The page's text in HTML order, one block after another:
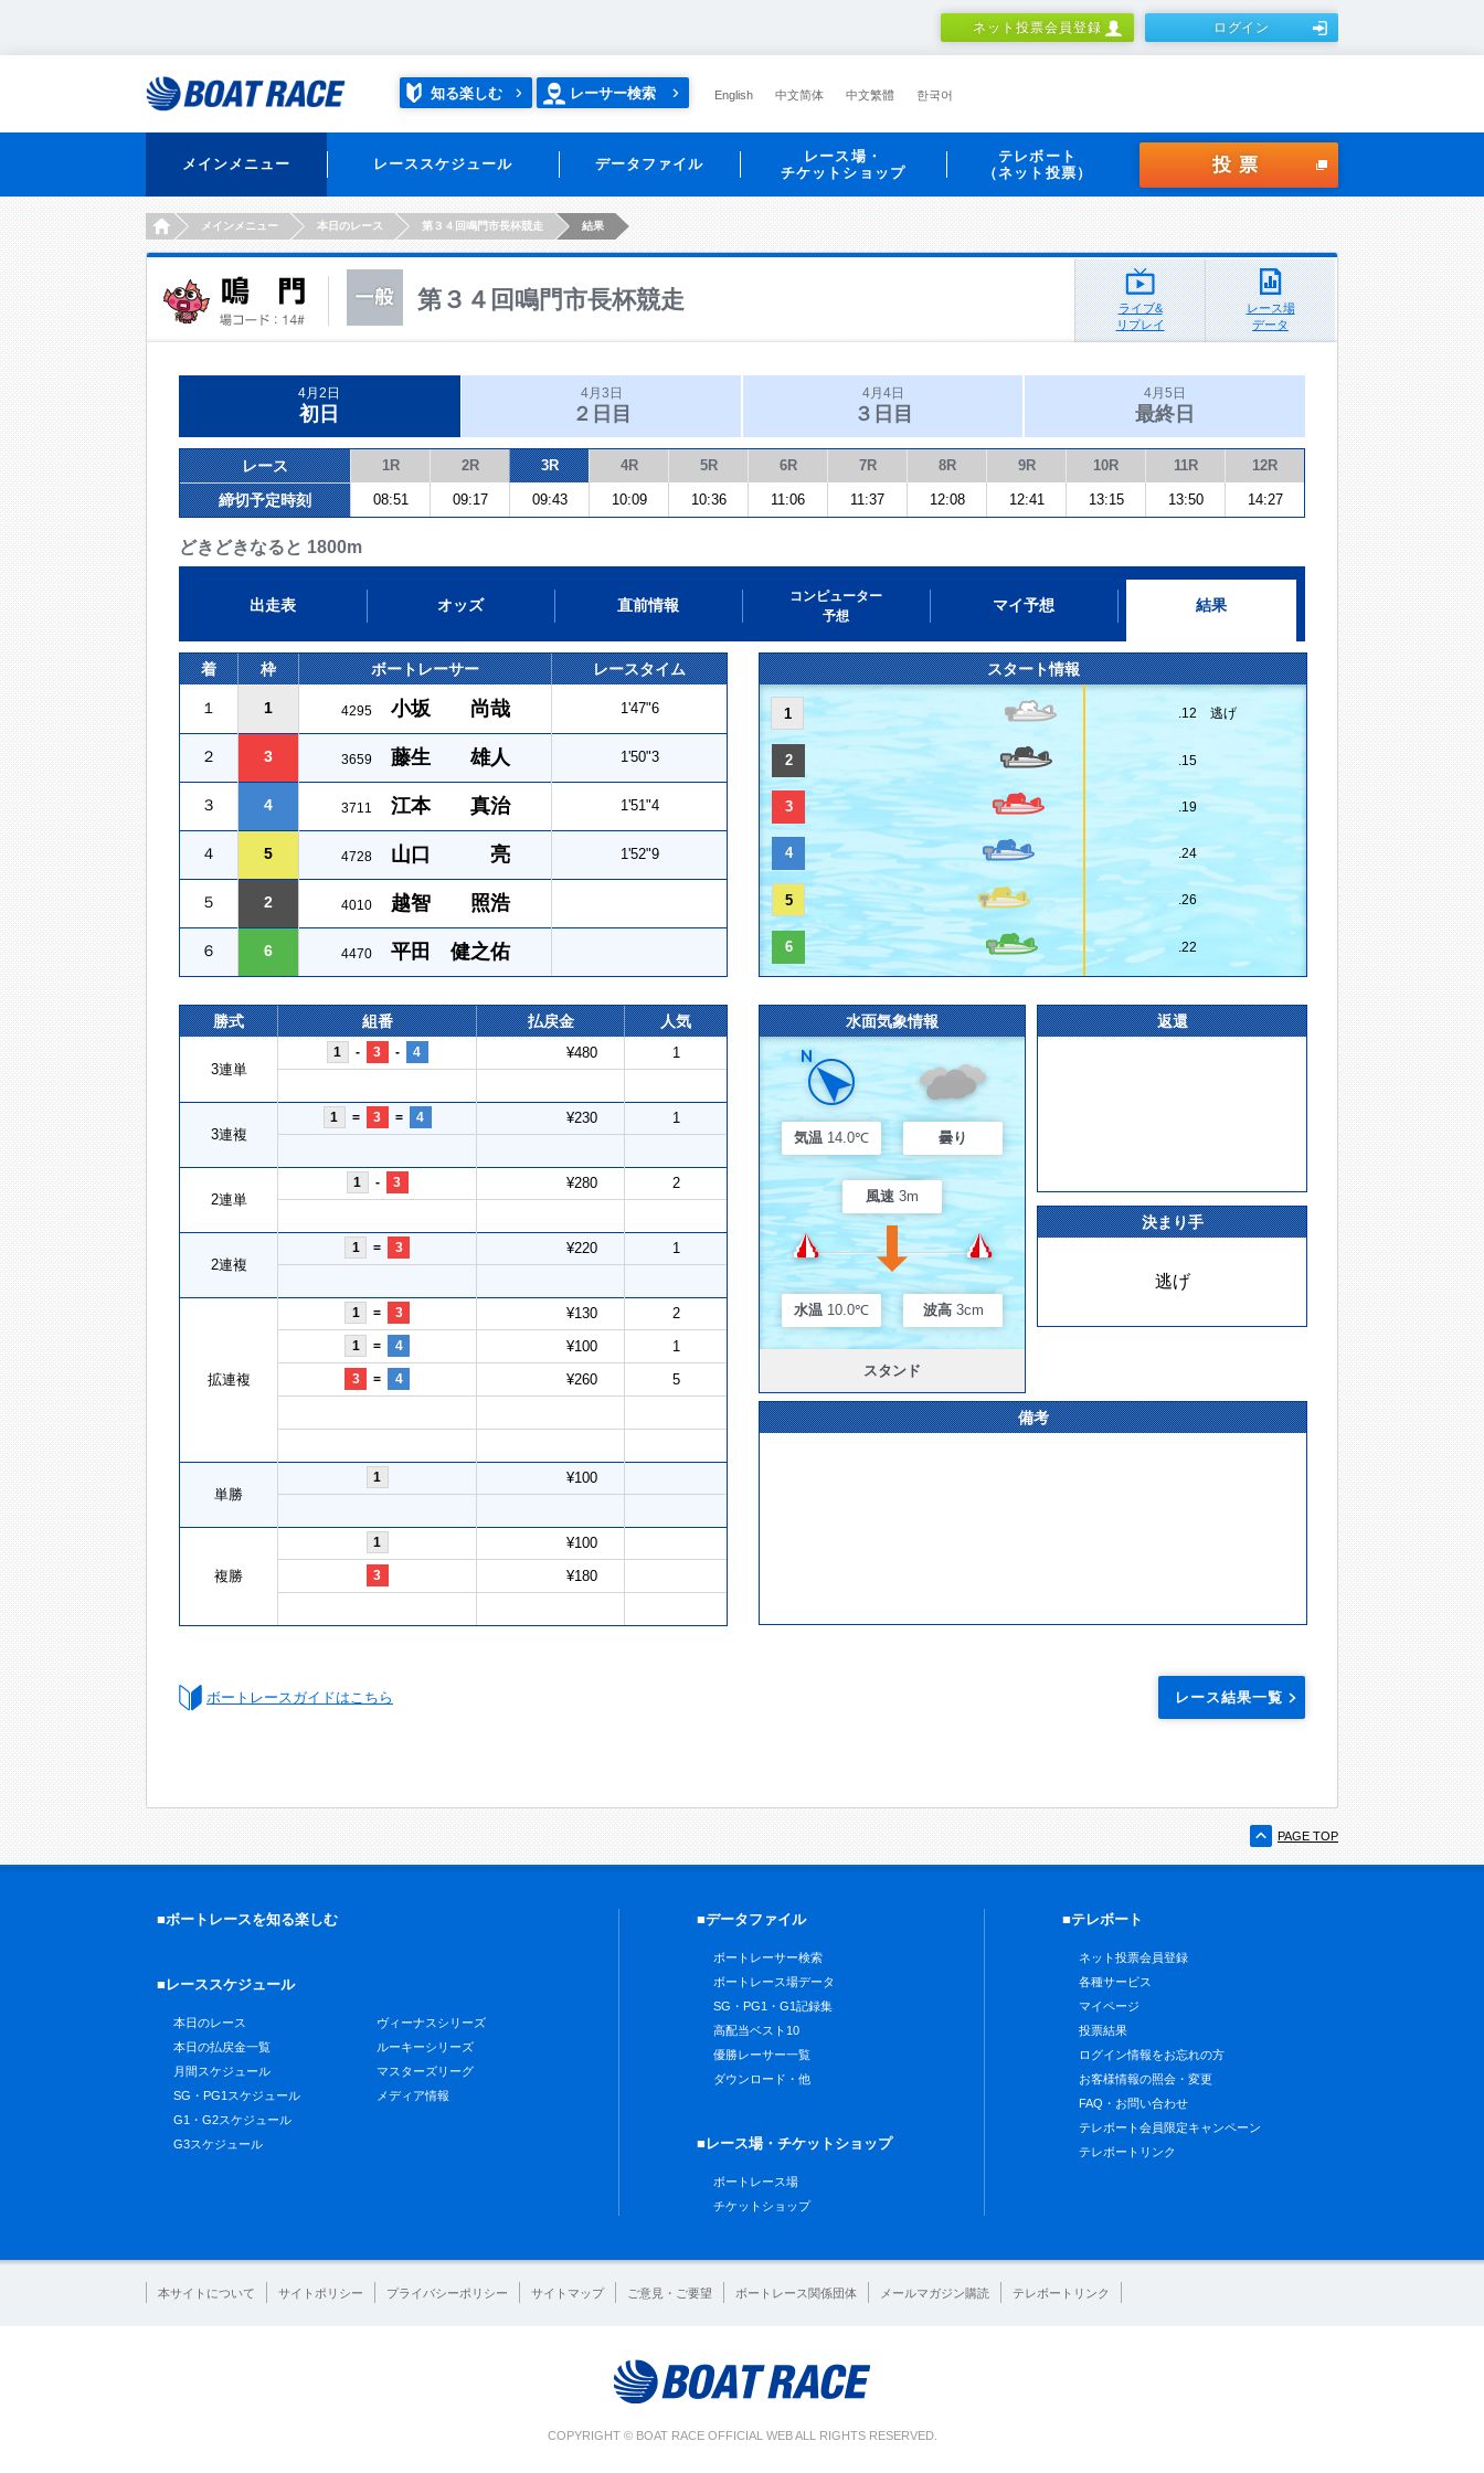
ネット投票会員登録 ログイン
知る楽しむ レーサー検索 English 中文简体 中文繁體 한국어
メインメニュー レーススケジュール データファイル
レース場・
チケットショップ
テレボート
（ネット投票）
投票
HOMEメインメニュー 本日のレース 第３４回鳴門市長杯競走 結果
第３４回鳴門市長杯競走
ライブ&
リプレイ
レース場
データ
4月2日
初日
4月3日
２日目
4月4日
３日目
4月5日
最終日
レース 1R 2R 3R 4R 5R 6R 7R 8R 9R 10R 11R 12R
締切予定時刻 08:51 09:17 09:43 10:09 10:36 11:06 11:37 12:08 12:41 13:15 13:50 14:27
どきどきなると 1800m
出走表 オッズ 直前情報
コンピューター
予想
マイ予想 結果
着 枠 ボートレーサー レースタイム
１ 1 4295 小坂 尚哉 1'47"6
２ 3 3659 藤生 雄人 1'50"3
３ 4 3711 江本 真治 1'51"4
４ 5 4728 山口 亮 1'52"9
５ 2 4010 越智 照浩
６ 6 4470 平田 健之佑
スタート情報
1 .12 逃げ
2 .15
3 .19
4 .24
5 .26
6 .22
勝式 組番 払戻金 人気
3連単
1 - 3 - 4 ¥480 1
3連複
1 = 3 = 4 ¥230 1
2連単
1 - 3 ¥280 2
2連複
1 = 3 ¥220 1
拡連複
1 = 3 ¥130 2
1 = 4 ¥100 1
3 = 4 ¥260 5
単勝
1 ¥100
複勝
1 ¥100
3 ¥180
水面気象情報
気温 14.0℃ 曇り
風速 3m
水温 10.0℃ 波高 3cm
スタンド
返還
決まり手
逃げ
備考
ボートレースガイドはこちら レース結果一覧
PAGE TOP
■ボートレースを知る楽しむ
■レーススケジュール
本日のレース
本日の払戻金一覧
月間スケジュール
SG・PG1スケジュール
G1・G2スケジュール
G3スケジュール
ヴィーナスシリーズ
ルーキーシリーズ
マスターズリーグ
メディア情報
■データファイル
ボートレーサー検索
ボートレース場データ
SG・PG1・G1記録集
高配当ベスト10
優勝レーサー一覧
ダウンロード・他
■レース場・チケットショップ
ボートレース場
チケットショップ
■テレボート
ネット投票会員登録
各種サービス
マイページ
投票結果
ログイン情報をお忘れの方
お客様情報の照会・変更
FAQ・お問い合わせ
テレボート会員限定キャンペーン
テレボートリンク
本サイトについて サイトポリシー プライバシーポリシー サイトマップ ご意見・ご要望 ボートレース関係団体 メールマガジン購読 テレボートリンク
COPYRIGHT © BOAT RACE OFFICIAL WEB ALL RIGHTS RESERVED.